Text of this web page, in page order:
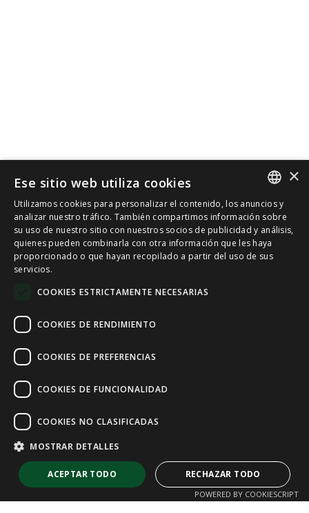
SPANISH
CAT
×
Ese sitio web utiliza cookies
Utilizamos cookies para personalizar el contenido, los anuncios y
analizar nuestro tráfico. También compartimos información sobre
su uso de nuestro sitio con nuestros socios de publicidad y análisis,
quienes pueden combinarla con otra información que les haya
proporcionado o que hayan recopilado a partir del uso de sus
servicios.
COOKIES ESTRICTAMENTE NECESARIAS
COOKIES DE RENDIMIENTO
COOKIES DE PREFERENCIAS
COOKIES DE FUNCIONALIDAD
COOKIES NO CLASIFICADAS
MOSTRAR DETALLES
ACEPTAR TODO RECHAZAR TODO
POWERED BY COOKIESCRIPT